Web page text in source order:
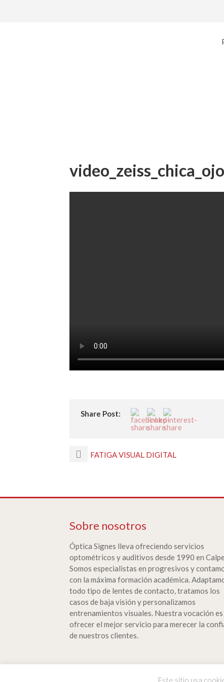
Share Post:
FATIGA VISUAL DIGITAL
Sobre nosotros
Óptica Signes lleva ofreciendo servicios
optométricos y auditivos desde 1990 en
Somos especialistas en progresivos y
con la máxima formación académica.
todo tipo de lentes de contacto, tratamos los
casos de baja visión y personalizamos
entrenamientos visuales. Nuestra vocación es
ofrecer el mejor servicio para merecer la
de nuestros clientes.
Este sitio usa